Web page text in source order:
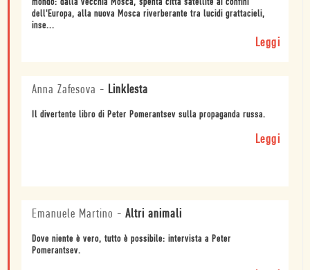
mondo: dalla vecchia Mosca, spenta città satellite ai confini
dell'Europa, alla nuova Mosca riverberante tra lucidi grattacieli,
inse...
Leggi
Anna Zafesova - LinkIesta
Il divertente libro di Peter Pomerantsev sulla propaganda russa.
Leggi
Emanuele Martino - Altri animali
Dove niente è vero, tutto è possibile: intervista a Peter
Pomerantsev.